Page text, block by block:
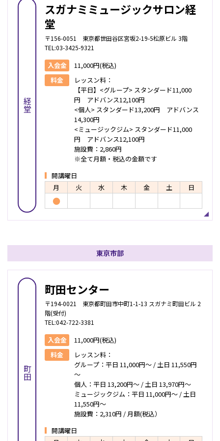
経堂
スガナミミュージックサロン経
堂
〒156-0051 東京都世田谷区宮坂2-19-5松原ビル 3階
TEL:03-3425-9321
入会金
11,000円(税込)
料金
レッスン料：
【平日】<グループ> スタンダード11,000
円 アドバンス12,100円
<個人> スタンダード13,200円 アドバンス
14,300円
<ミュージックジム> スタンダード11,000
円 アドバンス12,100円
施設費：2,860円
※全て月額・税込の金額です
開講曜日
月
火 水 木 金 土 日
●
東京市部
町田
町田センター
〒194-0021 東京都町田市中町1-1-13 スガナミ町田ビル 2
階(受付)
TEL:042-722-3381
入会金
11,000円(税込)
料金
レッスン料：
グループ：平日 11,000円～ / 土日 11,550円
～
個人：平日 13,200円～ / 土日 13,970円～
ミュージックジム：平日 11,000円～ / 土日
11,550円～
施設費：2,310円 / 月額(税込）
開講曜日